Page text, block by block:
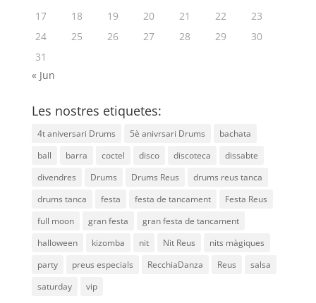
17
18 19 20 21 22
23
24
25 26 27 28 29
30
31
« Jun
Les nostres etiquetes:
4t aniversari Drums 5è anivrsari Drums
bachata
ball
barra coctel disco discoteca
dissabte
divendres
Drums Drums Reus
drums reus tanca
drums tanca
festa festa de tancament
Festa Reus
full moon
gran festa
gran festa de tancament
halloween
kizomba nit Nit Reus
nits màgiques
party
preus especials RecchiaDanza Reus
salsa
saturday
vip